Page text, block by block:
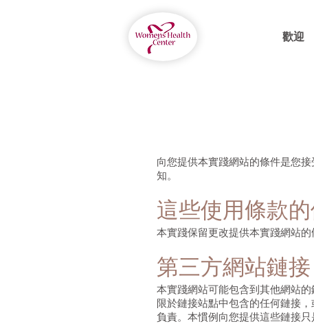
歡迎
向您提供本實踐網站的條件是您
知。
這些使用條款
本實踐保留更改提供本實踐網站
第三方網站鏈接
本實踐網站可能包含到其他網站
限於鏈接站點中包含的任何鏈接
負責。本慣例向您提供這些鏈接